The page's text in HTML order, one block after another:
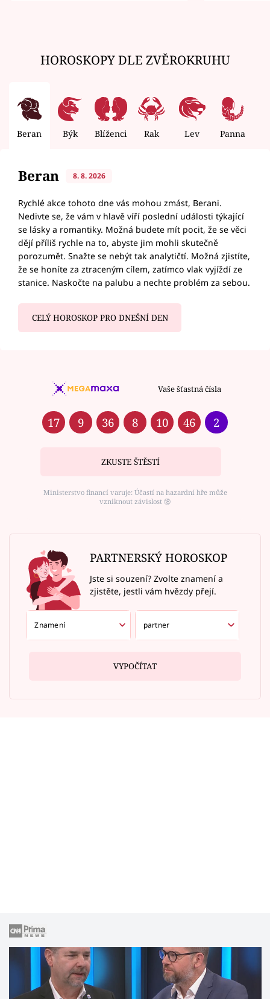
HOROSKOPY DLE ZVĚROKRUHU
Beran Býk Blíženci Rak Lev Panna
Beran 8. 8. 2026
Rychlé akce tohoto dne vás mohou zmást, Berani.
Nedivte se, že vám v hlavě víří poslední události týkající
se lásky a romantiky. Možná budete mít pocit, že se věci
dějí příliš rychle na to, abyste jim mohli skutečně
porozumět. Snažte se nebýt tak analytičtí. Možná zjistíte,
že se honíte za ztraceným cílem, zatímco vlak vyjíždí ze
stanice. Naskočte na palubu a nechte problém za sebou.
CELÝ HOROSKOP PRO DNEŠNÍ DEN
Vaše šťastná čísla
17 9 36 8 10 46 2
ZKUSTE ŠTĚSTÍ
Ministerstvo financí varuje: Účastí na hazardní hře může
vzniknout závislost ⑱
PARTNERSKÝ HOROSKOP
Jste si souzení? Zvolte znamení a
zjistěte, jestli vám hvězdy přejí.
VYPOČÍTAT